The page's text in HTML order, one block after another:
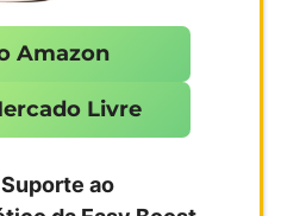
Amazon
Livre
ao